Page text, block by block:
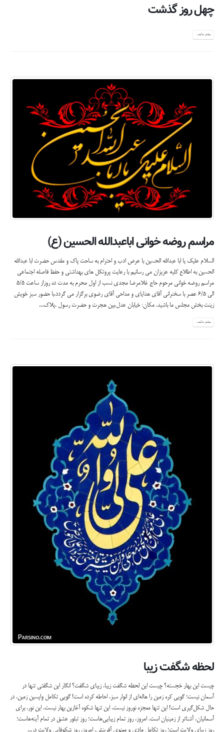
چهل روز گذشت
بیشتر بدانید...
مراسم روضه خوانی اباعبدالله الحسین (ع)
السلام علیک یا ابا عبدالله الحسین با عرض ادب و احترام به ساحت پاک و مقدس حضرت ابا عبدالله
الحسین به اطلاع کلیه عزیزان می رسانیم با رعایت پروتکل های بهداشتی و حفظ فاصله اجتماعی
مراسم روضه خوانی مرحوم حاج غلامرضا مجدی نسب از اول محرم به مدت ده روزاز ساعت ۵/۵
الی ۶/۵ عصر با سخنرانی آقای هدایای و مداحی آقای رضوی برگزار می گردد.با حضور سبز خویش
زینت بخش مجلس ما باشید. مکان: خیابان عدل.بین هجرت و حضرت رسول .پلاک...
بیشتر بدانید...
لحظه شگفت زیبا
چیست این بهار خجسته؟ چیست این لحظه شگفت زیبا، زیبای شگفت؟ انگار این شگفتی تنها در
آسمان نیست؛ گویی کره زمین را هاله‌ای از انوار سبز، احاطه کرده است! گویی تکامل واپسین زمین، در
حال شکل‌‏گیری است! این تنها معجزه نوروز نیست. این تنها شکوه آغازین بهار نیست. این نور، برای
آسمانیان، آشناتر از زمینیان است. امروز، روز تمام زیبایی‌‏هاست؛ روز تبلور عشق در تمام آینه‌‏هاست؛
روز زیبای ولایت است؛ روز تکامل مادی و معنوی آفرینش. امروز، روز شکوفایی ولایت در...